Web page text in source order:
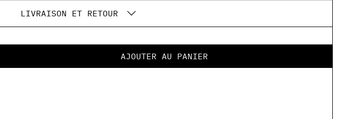
LIVRAISON ET RETOUR
AJOUTER AU PANIER